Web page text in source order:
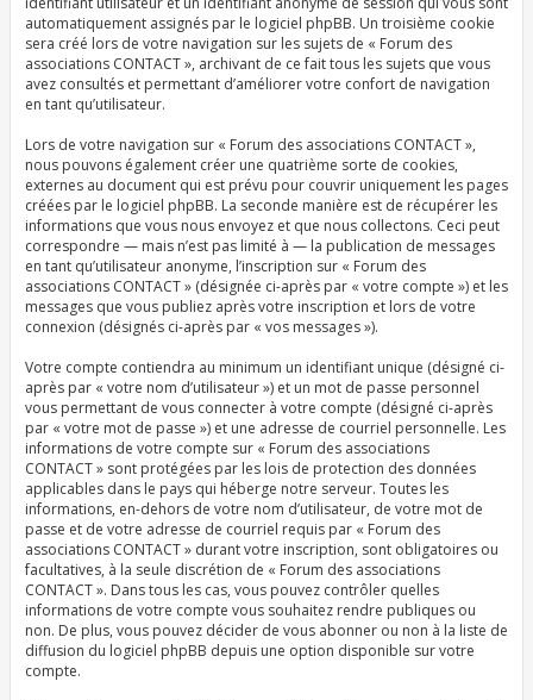
automatiquement assignés par le logiciel phpBB. Un troisième cookie
sera créé lors de votre navigation sur les sujets de « Forum des
associations CONTACT », archivant de ce fait tous les sujets que vous
avez consultés et permettant d’améliorer votre confort de navigation
en tant qu’utilisateur.
Lors de votre navigation sur « Forum des associations CONTACT »,
nous pouvons également créer une quatrième sorte de cookies,
externes au document qui est prévu pour couvrir uniquement les pages
créées par le logiciel phpBB. La seconde manière est de récupérer les
informations que vous nous envoyez et que nous collectons. Ceci peut
correspondre — mais n’est pas limité à — la publication de messages
en tant qu’utilisateur anonyme, l’inscription sur « Forum des
associations CONTACT » (désignée ci-après par « votre compte ») et les
messages que vous publiez après votre inscription et lors de votre
connexion (désignés ci-après par « vos messages »).
Votre compte contiendra au minimum un identifiant unique (désigné ci-
après par « votre nom d’utilisateur ») et un mot de passe personnel
vous permettant de vous connecter à votre compte (désigné ci-après
par « votre mot de passe ») et une adresse de courriel personnelle. Les
informations de votre compte sur « Forum des associations
CONTACT » sont protégées par les lois de protection des données
applicables dans le pays qui héberge notre serveur. Toutes les
informations, en-dehors de votre nom d’utilisateur, de votre mot de
passe et de votre adresse de courriel requis par « Forum des
associations CONTACT » durant votre inscription, sont obligatoires ou
facultatives, à la seule discrétion de « Forum des associations
CONTACT ». Dans tous les cas, vous pouvez contrôler quelles
informations de votre compte vous souhaitez rendre publiques ou
non. De plus, vous pouvez décider de vous abonner ou non à la liste de
diffusion du logiciel phpBB depuis une option disponible sur votre
compte.